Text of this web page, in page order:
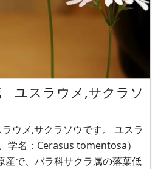
ユスラウメ,サクラソ
,サクラソウです。 ユスラ
学名：Cerasus tomentosa）
産で、バラ科サクラ属の落葉低